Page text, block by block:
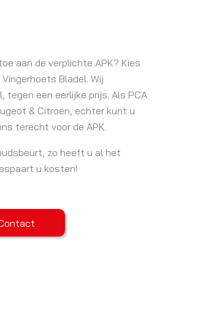
aan de verplichte APK? Kies
Bladel. Wij
tegen een eerlijke prijs. Als PCA
& Citroën, echter kunt u
terecht voor de APK.
zo heeft u al het
u kosten!